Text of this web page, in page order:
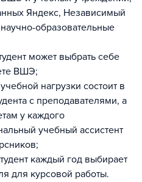
Яндекс, Независимый
образовательные
может выбрать себе
ВШЭ;
нагрузки состоит в
с преподавателями, а
у каждого
учебный ассистент
каждый год выбирает
для курсовой работы.